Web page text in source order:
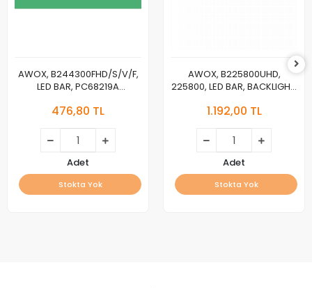
AWOX, B244300FHD/S/V/F,
LED BAR, PC68219A
T1-3030-2.1-FW-18-A1 2024-
476,80 TL
Adet
Stokta Yok
AWOX, B225800UHD,
225800, LED BAR, BACKLIGHT,
JL.D580A1330-003FS-
TBL2+2021041601
1.192,00 TL
Adet
Stokta Yok